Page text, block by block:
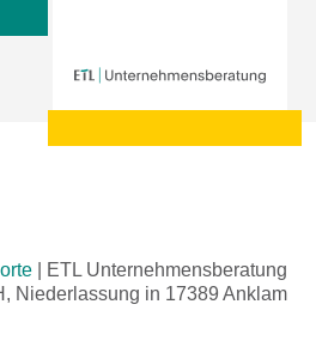
ETL Unternehmensberatung
Niederlassung in 17389 Anklam